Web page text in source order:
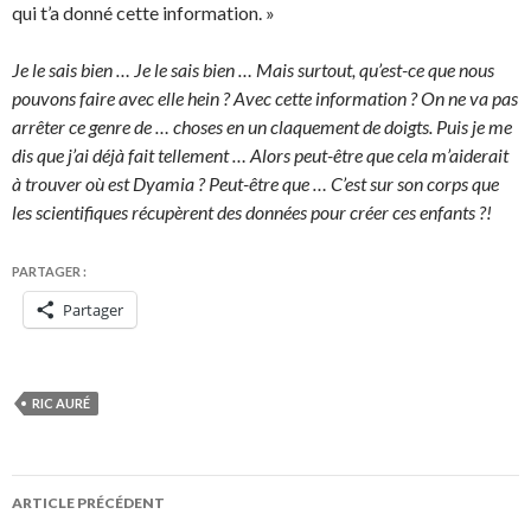
qui t’a donné cette information. »
Je le sais bien … Je le sais bien … Mais surtout, qu’est-ce que nous
pouvons faire avec elle hein ? Avec cette information ? On ne va pas
arrêter ce genre de … choses en un claquement de doigts. Puis je me
dis que j’ai déjà fait tellement … Alors peut-être que cela m’aiderait
à trouver où est Dyamia ? Peut-être que … C’est sur son corps que
les scientifiques récupèrent des données pour créer ces enfants ?!
PARTAGER :
Partager
RIC AURÉ
Navigation
ARTICLE PRÉCÉDENT